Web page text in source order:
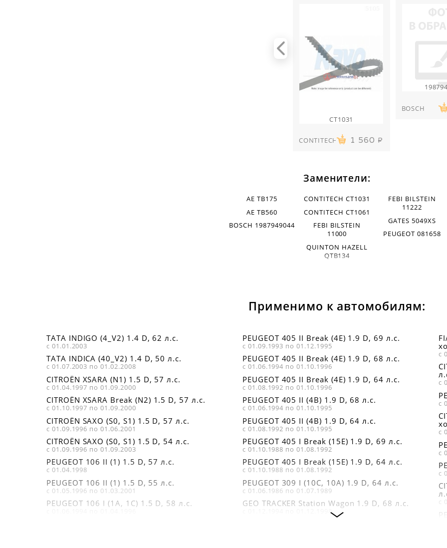
CT1031
CONTITECH 1 560
BOSCH
Заменители:
AE TB175
AE TB560
BOSCH 1987949044
CONTITECH CT1031
CONTITECH CT1061
FEBI BILSTEIN
11000
FEBI BILSTEIN
11222
GATES 5049XS
PEUGEOT 081658
QUINTON HAZELL
QTB134
Применимо к автомобилям:
TATA INDIGO (4_V2) 1.4 D, 62 л.с.
с 01.01.2003
TATA INDICA (40_V2) 1.4 D, 50 л.с.
с 01.07.2003 по 01.02.2008
CITROËN XSARA (N1) 1.5 D, 57 л.с.
с 01.04.1997 по 01.09.2000
CITROËN XSARA Break (N2) 1.5 D, 57 л.с.
с 01.10.1997 по 01.09.2000
CITROËN SAXO (S0, S1) 1.5 D, 57 л.с.
с 01.09.1996 по 01.06.2001
CITROËN SAXO (S0, S1) 1.5 D, 54 л.с.
с 01.09.1996 по 01.09.2003
PEUGEOT 106 II (1) 1.5 D, 57 л.с.
с 01.04.1998
PEUGEOT 106 II (1) 1.5 D, 55 л.с.
с 01.05.1996 по 01.03.2001
PEUGEOT 106 I (1A, 1C) 1.5 D, 58 л.с.
PEUGEOT 405 II Break (4E) 1.9 D, 69 л.с.
с 01.09.1993 по 01.12.1995
PEUGEOT 405 II Break (4E) 1.9 D, 68 л.с.
с 01.06.1994 по 01.10.1996
PEUGEOT 405 II Break (4E) 1.9 D, 64 л.с.
с 01.08.1992 по 01.10.1996
PEUGEOT 405 II (4B) 1.9 D, 68 л.с.
с 01.06.1994 по 01.10.1995
PEUGEOT 405 II (4B) 1.9 D, 64 л.с.
с 01.08.1992 по 01.10.1995
PEUGEOT 405 I Break (15E) 1.9 D, 69 л.с.
с 01.10.1988 по 01.08.1992
PEUGEOT 405 I Break (15E) 1.9 D, 64 л.с.
с 01.10.1988 по 01.08.1992
PEUGEOT 309 I (10C, 10A) 1.9 D, 64 л.с.
с 01.06.1986 по 01.07.1989
GEO TRACKER Station Wagon 1.9 D, 68 л.с.
с 01.12.1994 по 01.12.1998
с
с
с
с
с
с
с